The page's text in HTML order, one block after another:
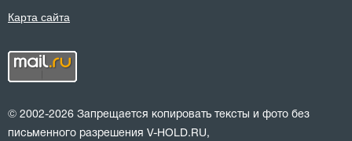
Карта сайта
© 2002-2026 Запрещается копировать тексты и фото без
письменного разрешения V-HOLD.RU,